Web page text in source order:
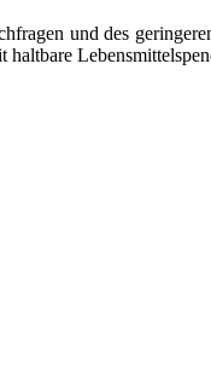
und des